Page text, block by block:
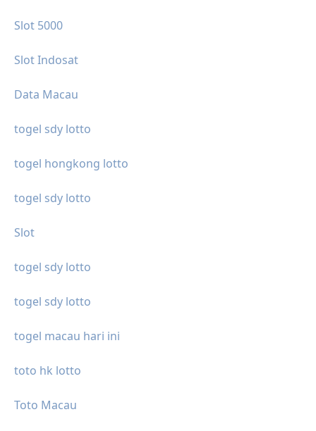
Slot 5000
Slot Indosat
Data Macau
togel sdy lotto
togel hongkong lotto
togel sdy lotto
Slot
togel sdy lotto
togel sdy lotto
togel macau hari ini
toto hk lotto
Toto Macau